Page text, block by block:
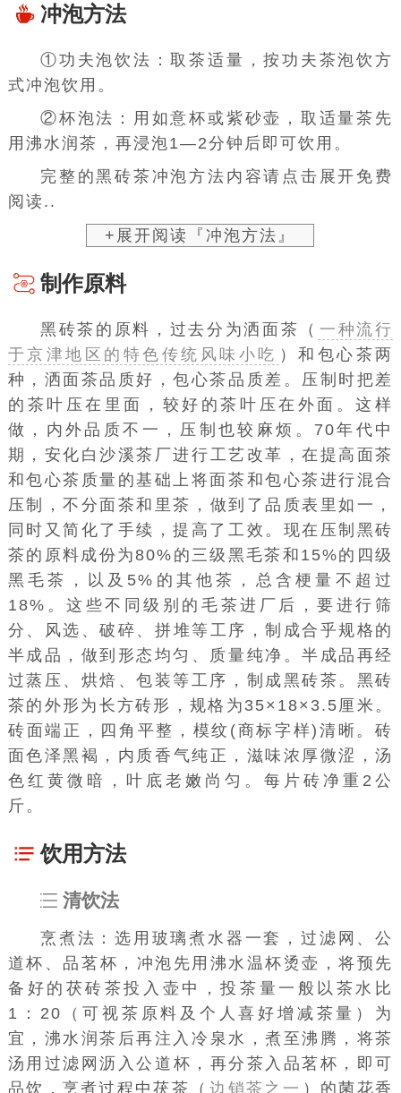
冲泡方法
①功夫泡饮法：取茶适量，按功夫茶泡饮方
式冲泡饮用。
②杯泡法：用如意杯或紫砂壶，取适量茶先
用沸水润茶，再浸泡1—2分钟后即可饮用。
完整的黑砖茶冲泡方法内容请点击展开免费
阅读..
+展开阅读『冲泡方法』
制作原料
黑砖茶的原料，过去分为洒面茶（ 一种流行
于京津地区的特色传统风味小吃 ）和包心茶两
种，洒面茶品质好，包心茶品质差。压制时把差
的茶叶压在里面，较好的茶叶压在外面。这样
做，内外品质不一，压制也较麻烦。70年代中
期，安化白沙溪茶厂进行 工艺改革 ，在提高面茶
和包心茶质量的基础上将面茶和包心茶进行混合
压制，不分面茶和 里茶 ，做到了品质表里如一，
同时又简化了手续，提高了 工效 。现在压制黑砖
茶的原料成份为80%的三级黑毛茶和15%的四级
黑毛茶
，以及5%的其他茶，总含梗量不超过
18%。这些不同级别的毛茶进厂后，要进行筛
分、
风选 、破碎、拼堆等工序，制成合乎规格的
半成品，做到形态均匀、质量纯净。半成品再经
过蒸压、烘焙、包装等工序，制成黑砖茶。黑砖
茶的外形为长方砖形，规格为35×18×3.5厘米。
砖面端正，四角平整，模纹(商标字样)清晰。砖
面色泽黑褐， 内质香气纯正，滋味浓厚微涩，汤
色红黄微暗， 叶底 老嫩尚匀。每片砖 净重 2公
斤。
饮用方法
清饮法
烹煮法：选用玻璃煮水器 一套， 过滤网 、公
道杯 、 品茗杯，冲泡先用沸水温杯 烫壶 ，将预先
备好的 茯砖茶投入壶中，投茶 量一般以茶水比
1：20（可视茶原料及 个人喜好增减茶量）为
宜，沸水润茶后再注入 冷泉 水，煮至沸腾，将茶
汤 用过滤网沥入公道杯，再分 茶入 品茗杯，即可
品饮，烹煮过程中茯茶（ 边销茶之一 ） 的菌花香